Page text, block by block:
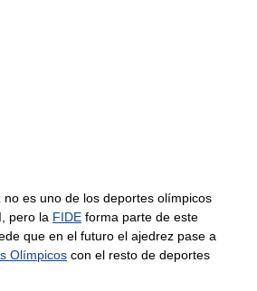
es uno de los deportes olímpicos
pero la FIDE forma parte de este
que en el futuro el ajedrez pase a
Olímpicos con el resto de deportes